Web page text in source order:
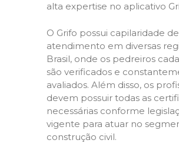
alta expertise no aplicativo
O Grifo possui capilaridade de
atendimento em diversas
Brasil, onde os pedreiros
são verificados e
avaliados. Além disso, os
devem possuir todas as
necessárias conforme
vigente para atuar no
construção civil.